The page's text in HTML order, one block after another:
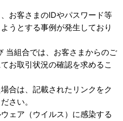
お客さまのIDやパスワード等
うとする事例が発生しており
当組合では、お客さまからのご
お取引状況の確認を求めるこ
合は、記載されたリンクをク
さい。
ェア（ウイルス）に感染する